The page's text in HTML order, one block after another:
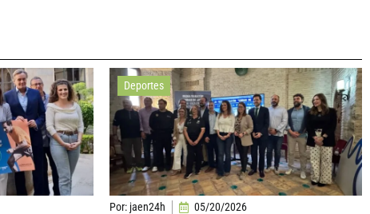
Deportes
Por: jaen24h 05/20/2026